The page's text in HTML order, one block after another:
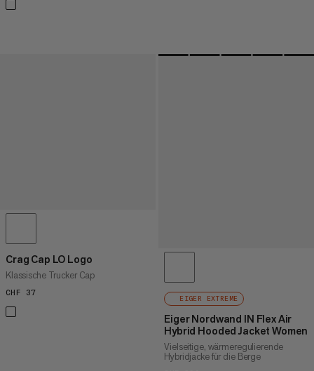
Crag Cap LO Logo
Klassische Trucker Cap
CHF 37
EIGER EXTREME
Eiger Nordwand IN Flex Air
Hybrid Hooded Jacket Women
Vielseitige, wärmeregulierende
Hybridjacke für die Berge